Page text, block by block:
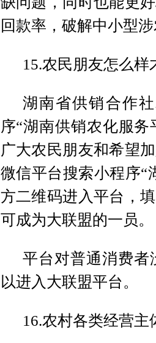
回款率，破解中小型
15.农民朋友怎么
湖南省供销合作
序“湖南供销农化服
广大农民朋友和希望
微信平台搜索小程序“
方二维码进入平台，
可成为大联盟的一员。
平台对普通消费者
以进入大联盟平台。
16.农村各类经营